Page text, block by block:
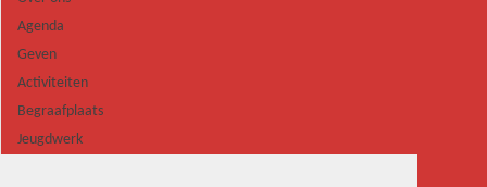
Agenda
Geven
Activiteiten
Begraafplaats
Jeugdwerk